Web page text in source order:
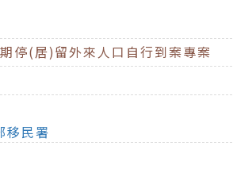
停(居)留外來人口自行到案專案
移民署